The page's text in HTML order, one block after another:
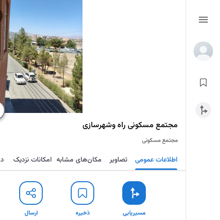
مجتمع مسکونی راه وشهرسازی
مجتمع مسکونی
اطلاعات عمومی تصاویر مکان‌های مشابه امکانات نزدیک
مسیریابی ذخیره ارسال